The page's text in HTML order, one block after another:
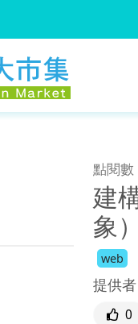
點閱數
建
象）
web
提供者
0